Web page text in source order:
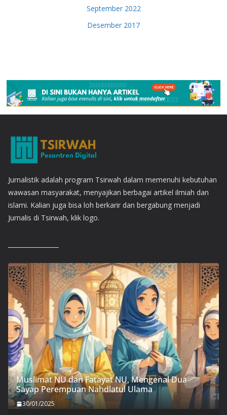
September 2022
Desember 2017
Jurnalistik adalah program Tsirwah dalam memenuhi kebutuhan
wawasan masyarakat, menyajikan berbagai artikel ilmiah dan
islami. Kalian juga bisa loh berkarir dan bergabung menjadi
Jurnalis di Tsirwah, klik logo.
Muslimat NU dan Fatayat NU, Mengenal Dua
Sayap Perempuan Nahdlatul Ulama
30/01/2025